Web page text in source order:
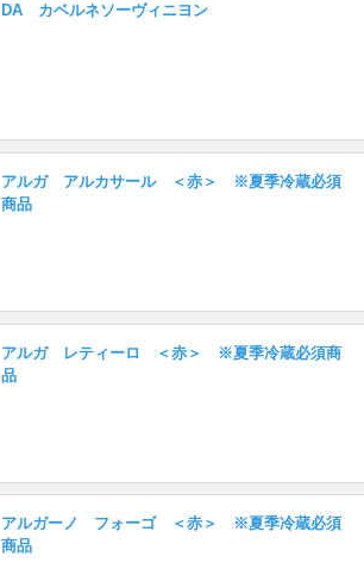
DA カベルネソーヴィニヨン
アルガ アルカサール ＜赤＞ ※夏季冷蔵必須
商品
アルガ レティーロ ＜赤＞ ※夏季冷蔵必須商
品
アルガーノ フォーゴ ＜赤＞ ※夏季冷蔵必須
商品